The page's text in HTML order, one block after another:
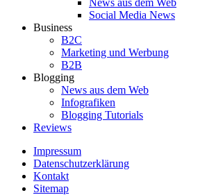
News aus dem Web
Social Media News
Business
B2C
Marketing und Werbung
B2B
Blogging
News aus dem Web
Infografiken
Blogging Tutorials
Reviews
Impressum
Datenschutzerklärung
Kontakt
Sitemap